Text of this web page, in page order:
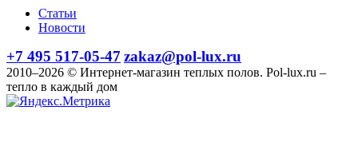
Статьи
Новости
+7 495 517-05-47 zakaz@pol-lux.ru
2010–2026 © Интернет-магазин теплых полов. Pol-lux.ru –
тепло в каждый дом